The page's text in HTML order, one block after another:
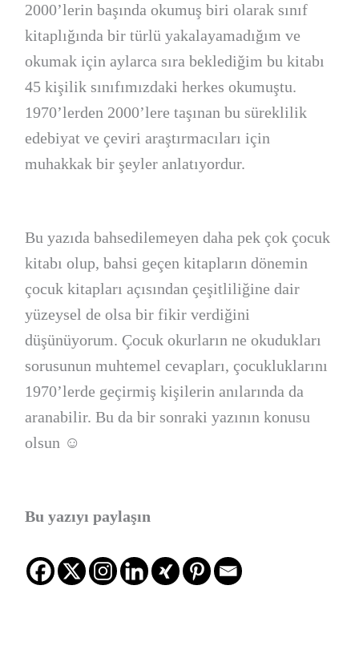
2000’lerin başında okumuş biri olarak sınıf
kitaplığında bir türlü yakalayamadığım ve
okumak için aylarca sıra beklediğim bu kitabı
45 kişilik sınıfımızdaki herkes okumuştu.
1970’lerden 2000’lere taşınan bu süreklilik
edebiyat ve çeviri araştırmacıları için
muhakkak bir şeyler anlatıyordur.
Bu yazıda bahsedilemeyen daha pek çok çocuk
kitabı olup, bahsi geçen kitapların dönemin
çocuk kitapları açısından çeşitliliğine dair
yüzeysel de olsa bir fikir verdiğini
düşünüyorum. Çocuk okurların ne okudukları
sorusunun muhtemel cevapları, çocukluklarını
1970’lerde geçirmiş kişilerin anılarında da
aranabilir. Bu da bir sonraki yazının konusu
olsun ☺
Bu yazıyı paylaşın